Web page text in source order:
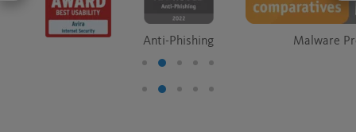
Anti-Phishing Malware